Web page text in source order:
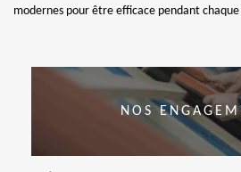
modernes pour être efficace pendant
NOS